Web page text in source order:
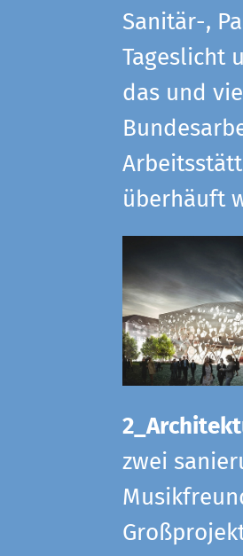
Sanitär-,
Tageslicht
das und
überhäuft
zwei